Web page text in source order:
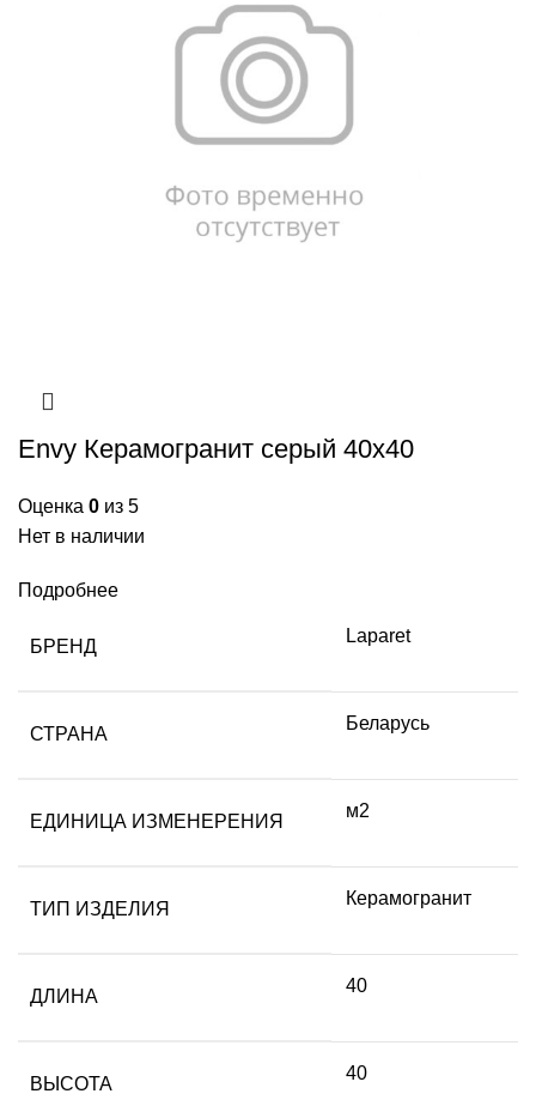
Envy Керамогранит серый 40х40
Оценка 0 из 5
Нет в наличии
Подробнее
БРЕНД
Laparet
СТРАНА
Беларусь
ЕДИНИЦА ИЗМЕНЕРЕНИЯ
м2
ТИП ИЗДЕЛИЯ
Керамогранит
ДЛИНА
40
ВЫСОТА
40